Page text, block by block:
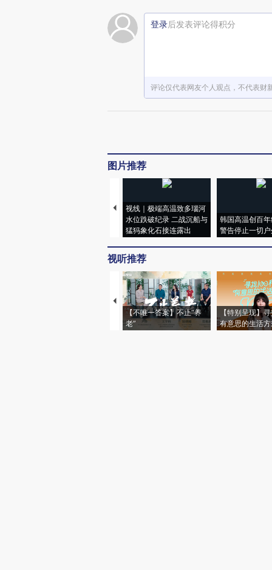
登录后发表评论得积分
评论仅代表网友个人观点，不代表财
图片推荐
视线｜极端高温致多瑙河
水位跌破纪录 二战沉船与
猛犸象化石接连露出
韩国高温创百
警告停止一切
视听推荐
【不唯一答案】不止“养
老”
【特别呈现】
有意思的生活方